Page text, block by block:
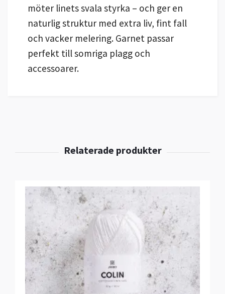
möter linets svala styrka – och ger en
naturlig struktur med extra liv, fint fall
och vacker melering. Garnet passar
perfekt till somriga plagg och
accessoarer.